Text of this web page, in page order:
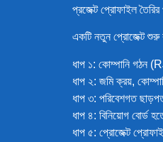
প্রজেক্ট প্রোফাইল
একটি নতুন প্রোজেক্ট
ধাপ ১: কোম্পানি
ধাপ ২: জমি ক্রয়,
ধাপ ৩: পরিবেশগত
ধাপ ৪: বিনিয়োগ বোর্ড
ধাপ ৫: প্রোজেক্ট